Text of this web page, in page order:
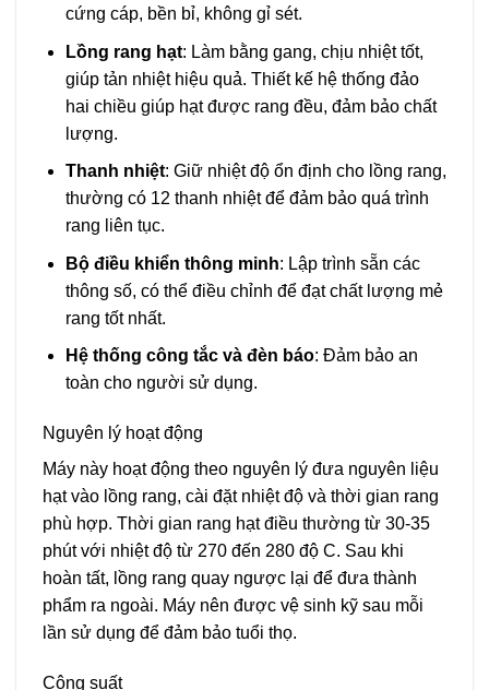
cứng cáp, bền bỉ, không gỉ sét.
Lồng rang hạt: Làm bằng gang, chịu nhiệt tốt,
giúp tản nhiệt hiệu quả. Thiết kế hệ thống đảo
hai chiều giúp hạt được rang đều, đảm bảo chất
lượng.
Thanh nhiệt: Giữ nhiệt độ ổn định cho lồng rang,
thường có 12 thanh nhiệt để đảm bảo quá trình
rang liên tục.
Bộ điều khiển thông minh: Lập trình sẵn các
thông số, có thể điều chỉnh để đạt chất lượng mẻ
rang tốt nhất.
Hệ thống công tắc và đèn báo: Đảm bảo an
toàn cho người sử dụng.
Nguyên lý hoạt động
Máy này hoạt động theo nguyên lý đưa nguyên liệu
hạt vào lồng rang, cài đặt nhiệt độ và thời gian rang
phù hợp. Thời gian rang hạt điều thường từ 30-35
phút với nhiệt độ từ 270 đến 280 độ C. Sau khi
hoàn tất, lồng rang quay ngược lại để đưa thành
phẩm ra ngoài. Máy nên được vệ sinh kỹ sau mỗi
lần sử dụng để đảm bảo tuổi thọ.
Công suất